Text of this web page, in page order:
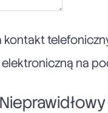
na